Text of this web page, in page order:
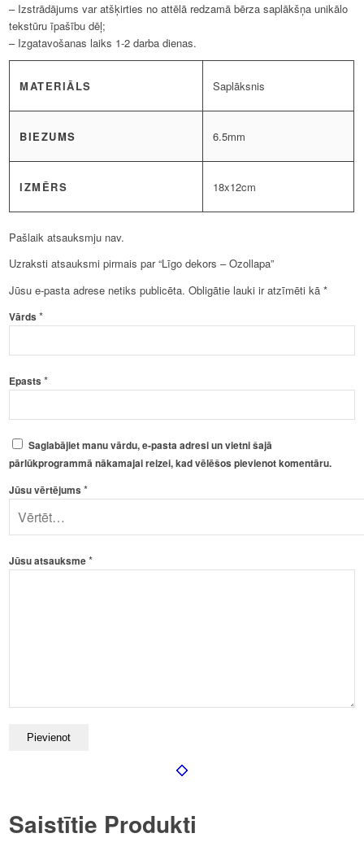
– Izstrādājums var atšķirties no attēlā redzamā bērza saplākšņa unikālo
tekstūru īpašību dēļ;
– Izgatavošanas laiks 1-2 darba dienas.
MATERIĀLS Saplāksnis
BIEZUMS 6.5mm
IZMĒRS 18x12cm
Pašlaik atsauksmju nav.
Uzraksti atsauksmi pirmais par “Līgo dekors – Ozollapa”
Jūsu e-pasta adrese netiks publicēta. Obligātie lauki ir atzīmēti kā*
Vārds*
Epasts*
Saglabājiet manu vārdu, e-pasta adresi un vietni šajā
pārlūkprogrammā nākamajai reizei, kad vēlēšos pievienot komentāru.
Jūsu vērtējums*
Jūsu atsauksme*
Saistītie Produkti